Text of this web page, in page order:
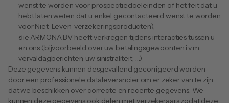
wenst te worden voor prospectiedoeleinden of het feit dat u
hebt laten weten dat u enkel gecontacteerd wenst te worden
voor Niet-Leven-verzekeringsproducten);
die ARMONA BV heeft verkregen tijdens interacties tussen u
en ons (bijvoorbeeld over uw betalingsgewoonten i.v.m.
vervaldagberichten, uw sinistraliteit, …)
Deze gegevens kunnen desgevallend gecorrigeerd worden
door een professionele dataleverancier om er zeker van te zijn
dat we beschikken over correcte en recente gegevens. We
kunnen deze gegevens ook delen met verzekeraars zodat deze